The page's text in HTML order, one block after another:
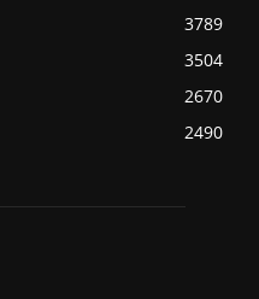
3789
3504
2670
2490